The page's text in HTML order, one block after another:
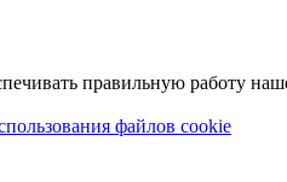
правильную работу
файлов cookie